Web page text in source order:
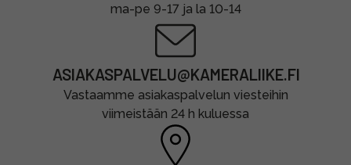
ma-pe 9-17 ja la 10-14
ASIAKASPALVELU@KAMERALIIKE.FI
Vastaamme asiakaspalvelun viesteihin
viimeistään 24 h kuluessa